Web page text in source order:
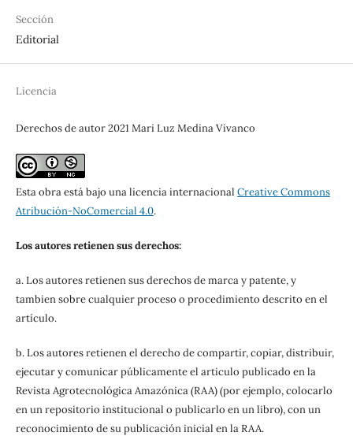
Sección
Editorial
Licencia
Derechos de autor 2021 Mari Luz Medina Vivanco
Esta obra está bajo una licencia internacional Creative Commons
Atribución-NoComercial 4.0.
Los autores retienen sus derechos:
a. Los autores retienen sus derechos de marca y patente, y
tambien sobre cualquier proceso o procedimiento descrito en el
artículo.
b. Los autores retienen el derecho de compartir, copiar, distribuir,
ejecutar y comunicar públicamente el articulo publicado en la
Revista Agrotecnológica Amazónica (RAA) (por ejemplo, colocarlo
en un repositorio institucional o publicarlo en un libro), con un
reconocimiento de su publicación inicial en la RAA.